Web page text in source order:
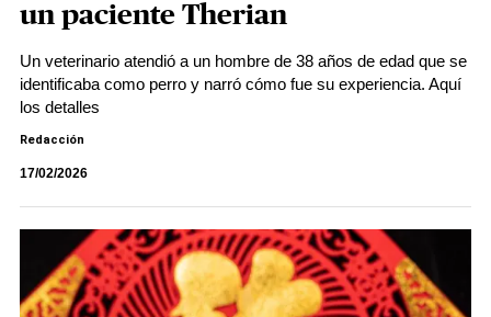
un paciente Therian
Un veterinario atendió a un hombre de 38 años de edad que se
identificaba como perro y narró cómo fue su experiencia. Aquí
los detalles
Redacción
17/02/2026